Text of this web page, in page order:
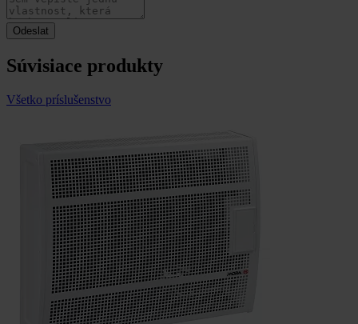
Súvisiace produkty
Všetko príslušenstvo